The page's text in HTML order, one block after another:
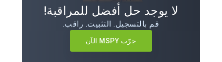
لا يوجد حل أفضل للمراقبة!
قم بالتسجيل. التثبيت. راقب.
جرّب MSPY الآن